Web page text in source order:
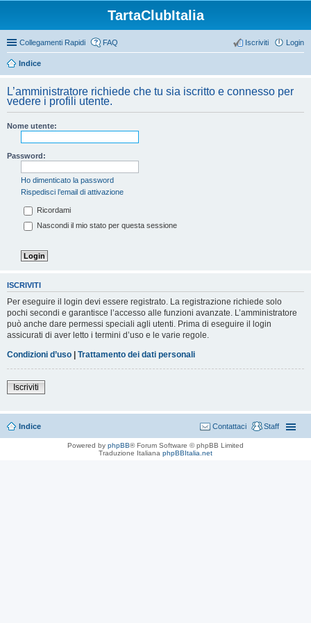
TartaClubItalia
Collegamenti Rapidi FAQ Login
Iscriviti
Indice
L’amministratore richiede che tu sia iscritto e connesso per
vedere i profili utente.
Nome utente:
Password:
Ho dimenticato la password
Rispedisci l’email di attivazione
Ricordami
Nascondi il mio stato per questa sessione
ISCRIVITI
Per eseguire il login devi essere registrato. La registrazione richiede solo
pochi secondi e garantisce l’accesso alle funzioni avanzate. L’amministratore
può anche dare permessi speciali agli utenti. Prima di eseguire il login
assicurati di aver letto i termini d’uso e le varie regole.
Condizioni d’uso | Trattamento dei dati personali
Iscriviti
Indice Staff
Contattaci
Powered by phpBB® Forum Software © phpBB Limited
Traduzione Italiana phpBBItalia.net